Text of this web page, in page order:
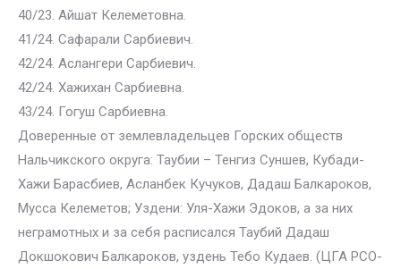
40/23. Айшат Келеметовна.
41/24. Сафарали Сарбиевич.
42/24. Аслангери Сарбиевич.
42/24. Хажихан Сарбиевна.
43/24. Гогуш Сарбиевна.
Доверенные от землевладельцев Горских обществ
Нальчикского округа: Таубии – Тенгиз Суншев, Кубади-
Хажи Барасбиев, Асланбек Кучуков, Дадаш Балкароков,
Мусса Келеметов; Уздени: Уля-Хажи Эдоков, а за них
неграмотных и за себя расписался Таубий Дадаш
Докшокович Балкароков, уздень Тебо Кудаев. (ЦГА РСО-